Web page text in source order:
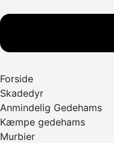
Forside
Skadedyr
Anmindelig Gedehams
Kæmpe gedehams
Murbier